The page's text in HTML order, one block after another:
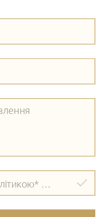
Я погоджуюсь з політикою* обробки даних